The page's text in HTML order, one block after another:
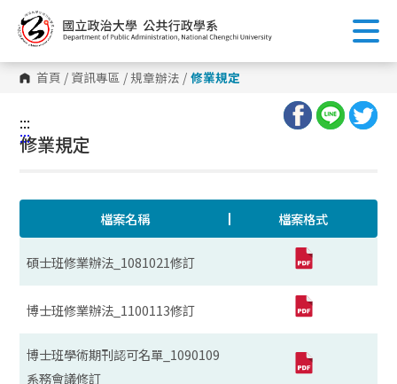
到
主
內
容 首頁 / 資訊專區 /規章辦法 / 修業規定
:::
:::
修業規定
檔案名稱 檔案格式
碩士班修業辦法_1081021修訂
博士班修業辦法_1100113修訂
博士班學術期刊認可名單_1090109
系務會議修訂